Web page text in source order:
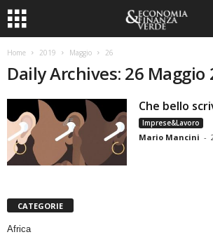
Home 2019 Maggio 26
Daily Archives: 26 Maggio
Che bello
Imprese&Lavoro
Mario Mancini -
CATEGORIE
Africa